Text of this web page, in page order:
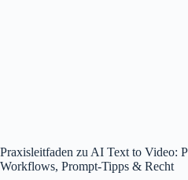
Praxisleitfaden zu AI Text to Video:
Workflows, Prompt-Tipps & Recht